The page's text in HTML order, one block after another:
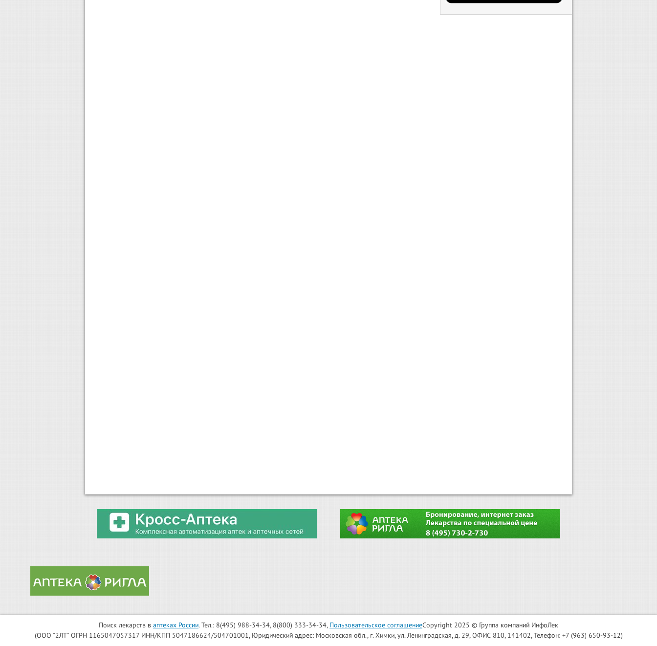
Поиск лекарств в аптеках России. Тел.: 8(495) 988-34-34, 8(800) 333-34-34, Пользовательское соглашениеCopyright 2025 © Группа компаний ИнфоЛек
(ООО "2ЛТ" ОГРН 1165047057317 ИНН/КПП 5047186624/504701001, Юридический адрес: Московская обл., г. Химки, ул. Ленинградская, д. 29, ОФИС 810, 141402, Телефон: +7 (963) 650-93-12)